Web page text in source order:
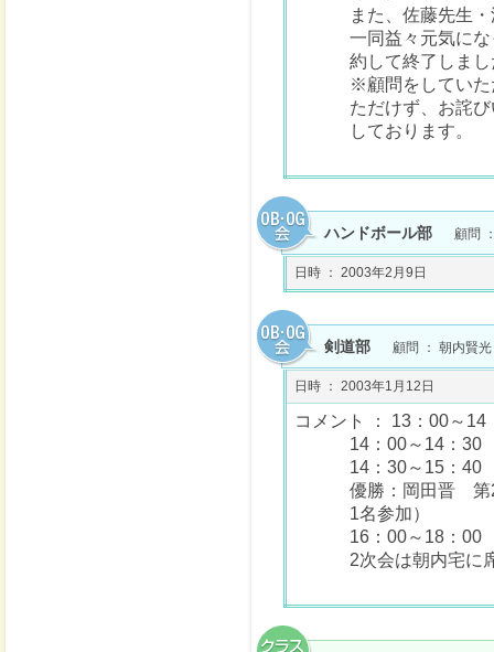
また、佐藤先生
一同益々元気に
約して終了しま
※顧問をしていた
ただけず、お詫
しております。
ハンドボール部 顧問
日時 ： 2003年2月9日
剣道部 顧問 ： 朝内賢
日時 ： 2003年1月12日
コメント ： 13：00～
14：00～14：
14：30～15：
優勝：岡田晋
1名参加）
16：00～18：
2次会は朝内宅に